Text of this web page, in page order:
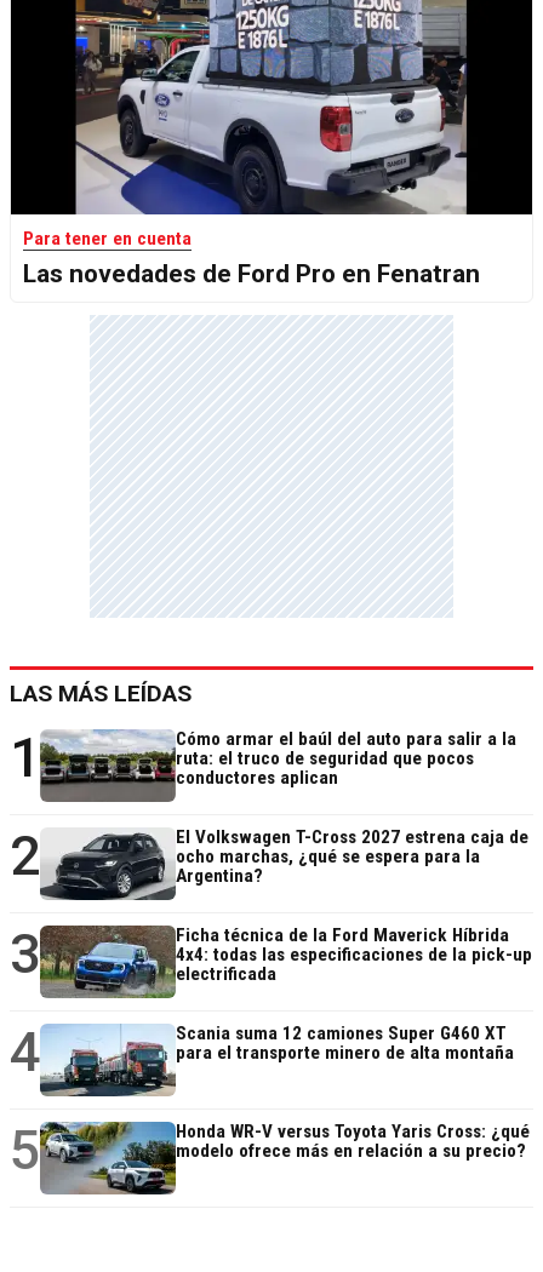
Para tener en cuenta
Las novedades de Ford Pro en Fenatran
LAS MÁS LEÍDAS
1
Cómo armar el baúl del auto para salir a la
ruta: el truco de seguridad que pocos
conductores aplican
2
El Volkswagen T-Cross 2027 estrena caja de
ocho marchas, ¿qué se espera para la
Argentina?
3
Ficha técnica de la Ford Maverick Híbrida
4x4: todas las especificaciones de la pick-up
electrificada
4
Scania suma 12 camiones Super G460 XT
para el transporte minero de alta montaña
5
Honda WR-V versus Toyota Yaris Cross: ¿qué
modelo ofrece más en relación a su precio?